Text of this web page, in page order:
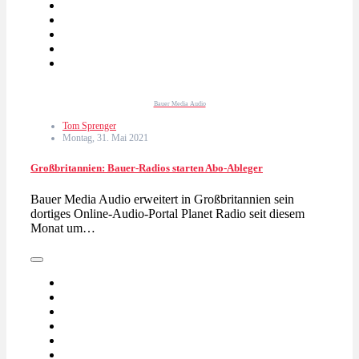
Bauer Media Audio
Tom Sprenger
Montag, 31. Mai 2021
Großbritannien: Bauer-Radios starten Abo-Ableger
Bauer Media Audio erweitert in Großbritannien sein
dortiges Online-Audio-Portal Planet Radio seit diesem
Monat um…